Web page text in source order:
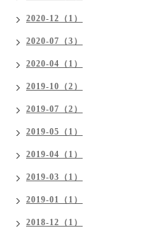
2020-12（1）
2020-07（3）
2020-04（1）
2019-10（2）
2019-07（2）
2019-05（1）
2019-04（1）
2019-03（1）
2019-01（1）
2018-12（1）